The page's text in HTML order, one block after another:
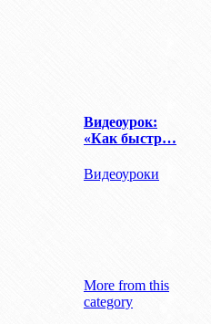
Видеоурок:
«Как быстр…
Видеоуроки
More from this
category